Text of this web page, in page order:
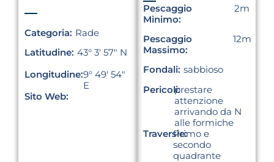
Categoria: Rade
Latitudine:
43° 3′ 57″ N
Longitudine:9° 49′ 54″
E
Sito Web:
Pescaggio
Minimo:
2m
Pescaggio
Massimo:
12m
Fondali: sabbioso
Pericoli:prestare
attenzione
arrivando da N
alle formiche
Traversie:Primo e
secondo
quadrante